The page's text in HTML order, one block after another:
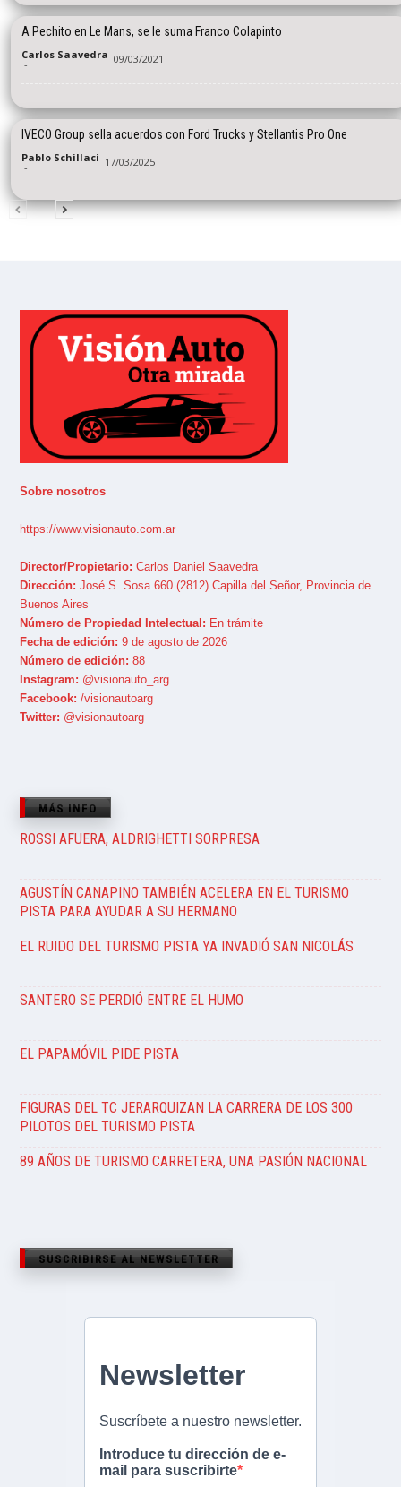
A Pechito en Le Mans, se le suma Franco Colapinto
Carlos Saavedra
- 09/03/2021
IVECO Group sella acuerdos con Ford Trucks y Stellantis Pro One
Pablo Schillaci
- 17/03/2025
Sobre nosotros
https://www.visionauto.com.ar
Director/Propietario: Carlos Daniel Saavedra
Dirección: José S. Sosa 660 (2812) Capilla del Señor, Provincia de
Buenos Aires
Número de Propiedad Intelectual: En trámite
Fecha de edición: 9 de agosto de 2026
Número de edición: 88
Instagram: @visionauto_arg
Facebook: /visionautoarg
Twitter: @visionautoarg
MÁS INFO
ROSSI AFUERA, ALDRIGHETTI SORPRESA
AGUSTÍN CANAPINO TAMBIÉN ACELERA EN EL TURISMO
PISTA PARA AYUDAR A SU HERMANO
EL RUIDO DEL TURISMO PISTA YA INVADIÓ SAN NICOLÁS
SANTERO SE PERDIÓ ENTRE EL HUMO
EL PAPAMÓVIL PIDE PISTA
FIGURAS DEL TC JERARQUIZAN LA CARRERA DE LOS 300
PILOTOS DEL TURISMO PISTA
89 AÑOS DE TURISMO CARRETERA, UNA PASIÓN NACIONAL
SUSCRIBIRSE AL NEWSLETTER